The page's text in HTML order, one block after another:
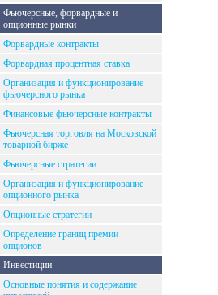
Фьючерсные, форвардные и
опционные рынки
Форвардные контракты
Форвардная процентная ставка
Организация и функционирование
фьючерсного рынка
Финансовые фьючерсные контракты
Фьючерсная торговля на Московской
товарной бирже
Фьючерсные стратегии
Организация и функционирование
опционного рынка
Опционные стратегии
Определение границ премии
опционов
Инвестиции
Основные понятия и содержание